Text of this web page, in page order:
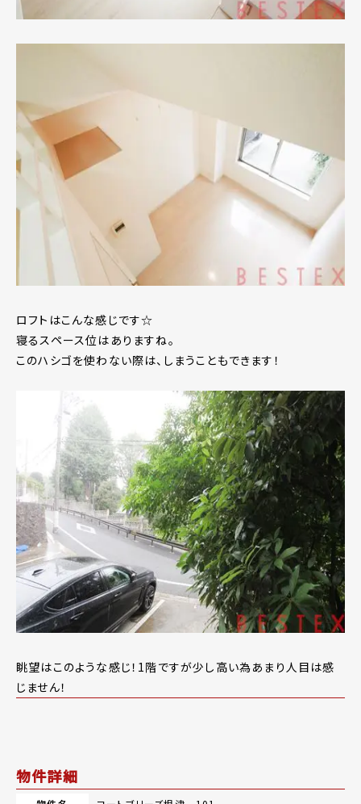
ロフトはこんな感じです☆
寝るスペース位はありますね。
このハシゴを使わない際は、しまうこともできます！
眺望はこのような感じ！1階ですが少し高い為あまり人目は感
じません！
物件詳細